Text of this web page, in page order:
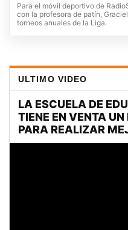
Para el móvil deportivo de
con la profesora de patín,
torneos anuales de la Liga.
ULTIMO VIDEO